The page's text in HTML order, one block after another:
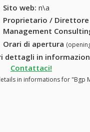
Sito web: n\a
Proprietario /
Management
Orari di apertura
in
Contattaci!
in informations for "Bgp